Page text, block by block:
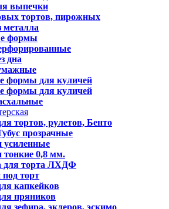
выпечки
тортов, пирожных
формы
дна
формы для куличей
формы для куличей
тортов, рулетов, Бенто
прозрачные
0,8 мм.
для торта ЛХДФ
торт
капкейков
пряников
зефира, эклеров, эскимо